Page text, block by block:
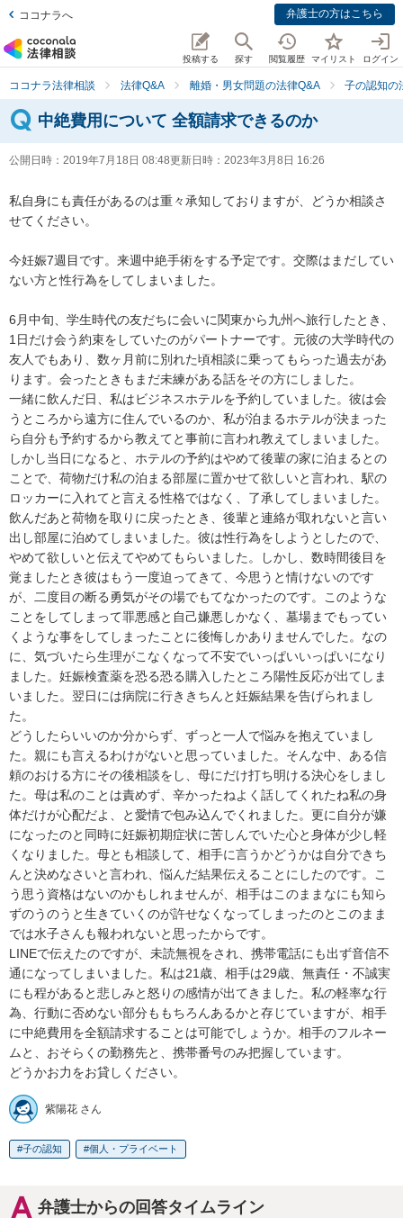
ココナラへ 弁護士の方はこちら
投稿する 探す 閲覧履歴 マイリスト ログイン
ココナラ法律相談 法律Q&A 離婚・男女問題の法律Q&A 子の認知の
中絶費用について 全額請求できるのか
公開日時： 2019年7月18日 08:48更新日時： 2023年3月8日 16:26
私自身にも責任があるのは重々承知しておりますが、どうか相談さ
せてください。
今妊娠7週目です。来週中絶手術をする予定です。交際はまだしてい
ない方と性行為をしてしまいました。
6月中旬、学生時代の友だちに会いに関東から九州へ旅行したとき、
1日だけ会う約束をしていたのがパートナーです。元彼の大学時代の
友人でもあり、数ヶ月前に別れた頃相談に乗ってもらった過去があ
ります。会ったときもまだ未練がある話をその方にしました。
一緒に飲んだ日、私はビジネスホテルを予約していました。彼は会
うところから遠方に住んでいるのか、私が泊まるホテルが決まった
ら自分も予約するから教えてと事前に言われ教えてしまいました。
しかし当日になると、ホテルの予約はやめて後輩の家に泊まるとの
ことで、荷物だけ私の泊まる部屋に置かせて欲しいと言われ、駅の
ロッカーに入れてと言える性格ではなく、了承してしまいました。
飲んだあと荷物を取りに戻ったとき、後輩と連絡が取れないと言い
出し部屋に泊めてしまいました。彼は性行為をしようとしたので、
やめて欲しいと伝えてやめてもらいました。しかし、数時間後目を
覚ましたとき彼はもう一度迫ってきて、今思うと情けないのです
が、二度目の断る勇気がその場でもてなかったのです。このような
ことをしてしまって罪悪感と自己嫌悪しかなく、墓場までもってい
くような事をしてしまったことに後悔しかありませんでした。なの
に、気づいたら生理がこなくなって不安でいっぱいいっぱいになり
ました。妊娠検査薬を恐る恐る購入したところ陽性反応が出てしま
いました。翌日には病院に行ききちんと妊娠結果を告げられまし
た。
どうしたらいいのか分からず、ずっと一人で悩みを抱えていまし
た。親にも言えるわけがないと思っていました。そんな中、ある信
頼のおける方にその後相談をし、母にだけ打ち明ける決心をしまし
た。母は私のことは責めず、辛かったねよく話してくれたね私の身
体だけが心配だよ、と愛情で包み込んでくれました。更に自分が嫌
になったのと同時に妊娠初期症状に苦しんでいた心と身体が少し軽
くなりました。母とも相談して、相手に言うかどうかは自分できち
んと決めなさいと言われ、悩んだ結果伝えることにしたのです。こ
う思う資格はないのかもしれませんが、相手はこのままなにも知ら
ずのうのうと生きていくのが許せなくなってしまったのとこのまま
では水子さんも報われないと思ったからです。
LINEで伝えたのですが、未読無視をされ、携帯電話にも出ず音信不
通になってしまいました。私は21歳、相手は29歳、無責任・不誠実
にも程があると悲しみと怒りの感情が出てきました。私の軽率な行
為、行動に否めない部分ももちろんあるかと存じていますが、相手
に中絶費用を全額請求することは可能でしょうか。相手のフルネー
ムと、おそらくの勤務先と、携帯番号のみ把握しています。
どうかお力をお貸しください。
紫陽花 さん
子の認知 個人・プライベート
弁護士からの回答タイムライン